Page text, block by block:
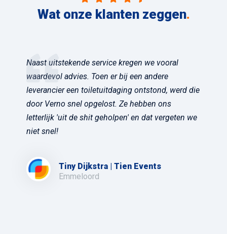
Wat onze klanten zeggen.
Naast uitstekende service kregen we vooral
waardevol advies. Toen er bij een andere
leverancier een toiletuitdaging ontstond, werd die
door Verno snel opgelost. Ze hebben ons
letterlijk 'uit de shit geholpen' en dat vergeten we
niet snel!
Tiny Dijkstra | Tien Events
Emmeloord